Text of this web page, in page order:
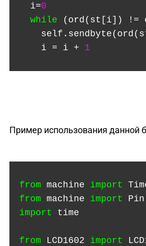
  i=
0
while
(ord(st[i]) !=
    i = i +
1
Пример использования данной
from machine import
from
machine import
Pin
import
time
from LCD1602 import